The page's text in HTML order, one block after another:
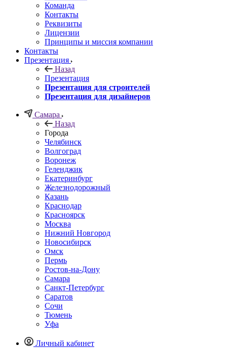
Команда
Контакты
Реквизиты
Лицензии
Принципы и миссия компании
Контакты
Презентация
Назад
Презентация
Презентация для строителей
Презентация для дизайнеров
Самара
Назад
Города
Челябинск
Волгоград
Воронеж
Геленджик
Екатеринбург
Железнодорожный
Казань
Краснодар
Красноярск
Москва
Нижний Новгород
Новосибирск
Омск
Пермь
Ростов-на-Дону
Самара
Санкт-Петербург
Саратов
Сочи
Тюмень
Уфа
Личный кабинет